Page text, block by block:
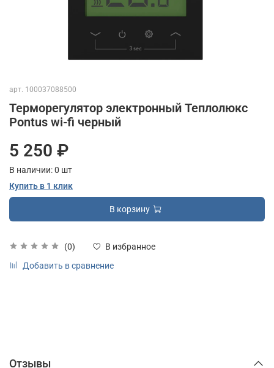
арт. 100037088500
Терморегулятор электронный Теплолюкс
Pontus wi-fi черный
(0)
В избранное
Добавить в сравнение
5 250 ₽
В наличии:0 шт
Купить в 1 клик
В корзину
Отзывы